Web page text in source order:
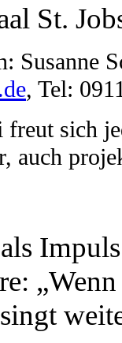
St.
Susanne
, Tel:
sich
auch